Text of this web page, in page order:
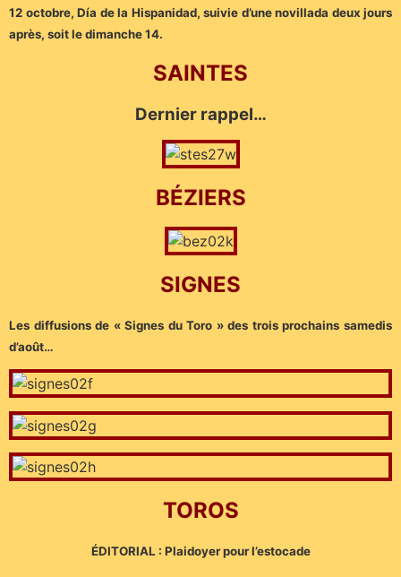
12 octobre, Día de la Hispanidad, suivie d’une novillada deux jours
après, soit le dimanche 14.
SAINTES
Dernier rappel…
BÉZIERS
SIGNES
Les diffusions de « Signes du Toro » des trois prochains samedis
d’août…
TOROS
ÉDITORIAL : Plaidoyer pour l’estocade